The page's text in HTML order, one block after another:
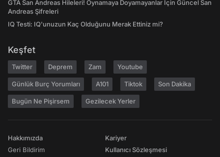
GTA San Andreas Hileleri! Oynamaya Doyamayanlar İçin Güncel San
Andreas Şifreleri
IQ Testi: IQ'unuzun Kaç Olduğunu Merak Ettiniz mi?
Keşfet
Twitter Deprem Zam Youtube
Günlük Burç Yorumları A101 Tiktok Son Dakika
Bugün Ne Pişirsem Gezilecek Yerler
Hakkımızda
Geri Bildirim
Kariyer
Kullanıcı Sözleşmesi